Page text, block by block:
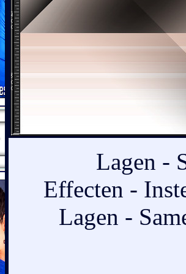
Lagen -
Effecten -
Lagen -